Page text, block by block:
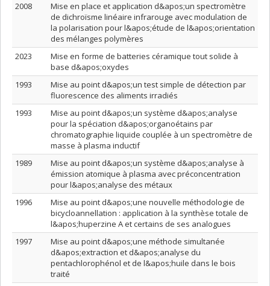
2008
Mise en place et application d&apos;un spectromètre
de dichroïsme linéaire infrarouge avec modulation de
la polarisation pour l&apos;étude de l&apos;orientation
des mélanges polymères
2023
Mise en forme de batteries céramique tout solide à
base d&apos;oxydes
1993
Mise au point d&apos;un test simple de détection par
fluorescence des aliments irradiés
1993
Mise au point d&apos;un système d&apos;analyse
pour la spéciation d&apos;organoétains par
chromatographie liquide couplée à un spectromètre de
masse à plasma inductif
1989
Mise au point d&apos;un système d&apos;analyse à
émission atomique à plasma avec préconcentration
pour l&apos;analyse des métaux
1996
Mise au point d&apos;une nouvelle méthodologie de
bicycloannellation : application à la synthèse totale de
l&apos;huperzine A et certains de ses analogues
1997
Mise au point d&apos;une méthode simultanée
d&apos;extraction et d&apos;analyse du
pentachlorophénol et de l&apos;huile dans le bois
traité